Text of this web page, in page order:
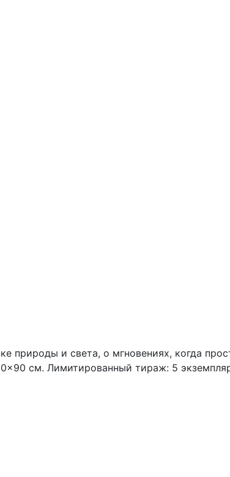
природы и света, о мгновениях, когда
см. Лимитированный тираж: 5